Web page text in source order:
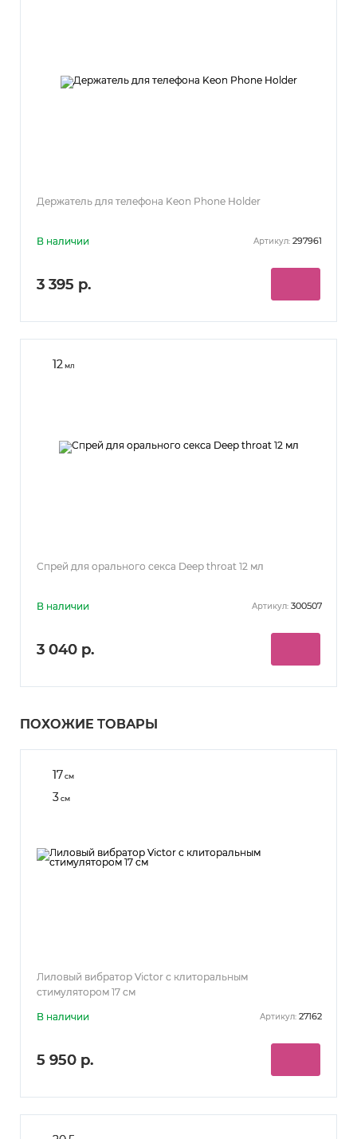
Держатель для телефона Keon Phone Holder
В наличии Артикул: 297961
3 395 р.
12 мл
Спрей для орального секса Deep throat 12 мл
В наличии Артикул: 300507
3 040 р.
ПОХОЖИЕ ТОВАРЫ
17см
3см
Лиловый вибратор Victor с клиторальным
стимулятором 17 см
В наличии Артикул: 27162
5 950 р.